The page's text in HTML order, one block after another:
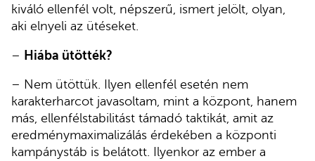
kiváló ellenfél volt, népszerű, ismert jelölt, olyan,
aki elnyeli az ütéseket.
– Hiába ütötték?
– Nem ütöttük. Ilyen ellenfél esetén nem
karakterharcot javasoltam, mint a központ, hanem
más, ellenfélstabilitást támadó taktikát, amit az
eredménymaximalizálás érdekében a központi
kampánystáb is belátott. Ilyenkor az ember a